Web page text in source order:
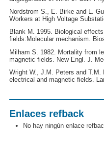
Nordstrom S., E. Birke and L.
Workers at High Voltage
Blank M. 1995. Biological
fields:Molecular mechanism.
Milham S. 1982. Mortality from
magnetic fields. New Engl. J.
Wright W., J.M. Peters and
electrical and magnetic fields.
Enlaces refback
No hay ningún enlace